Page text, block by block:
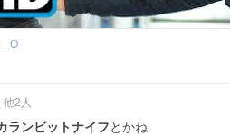
他2 人
ランビットナイフとかね